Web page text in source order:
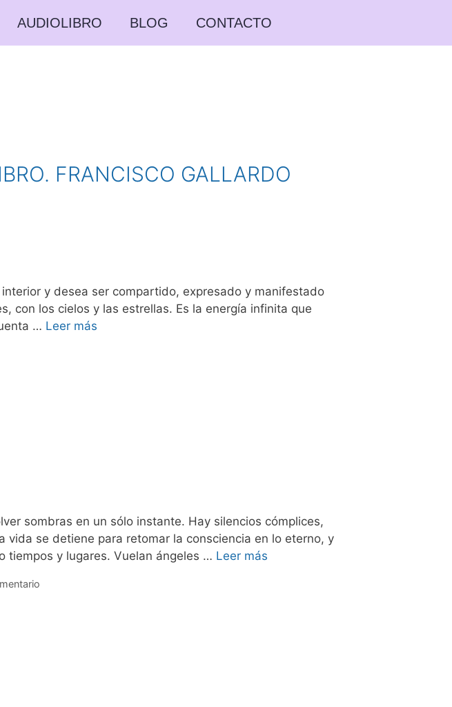
AUDIOLIBRO BLOG CONTACTO
FRANCISCO GALLARDO
y desea ser compartido, expresado y manifestado
con los cielos y las estrellas. Es la energía infinita que
… Leer más
sombras en un sólo instante. Hay silencios cómplices,
vida se detiene para retomar la consciencia en lo eterno, y
tiempos y lugares. Vuelan ángeles … Leer más